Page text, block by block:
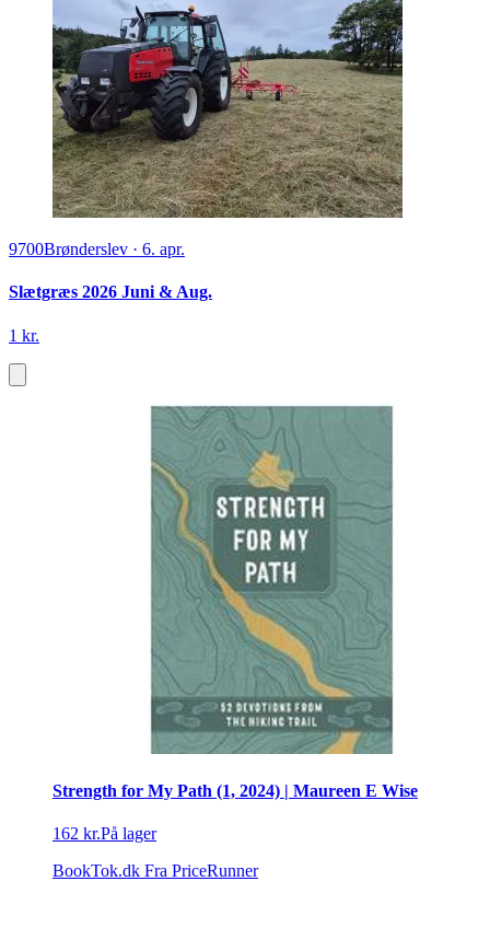
9700Brønderslev · 6. apr.
Slætgræs 2026 Juni & Aug.
1 kr.
Strength for My Path (1, 2024) | Maureen E Wise
162 kr.På lager
BookTok.dk Fra PriceRunner